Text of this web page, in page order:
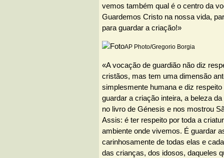
vemos também qual é o centro da
Guardemos Cristo na nossa vida,
para guardar a criação!»
AP Photo/Gregorio Borgia
«A vocação de guardião não diz
cristãos, mas tem uma dimensão
simplesmente humana e diz respeito
guardar a criação inteira, a beleza
no livro de Génesis e nos mostrou
Assis: é ter respeito por toda a
ambiente onde vivemos. É guardar
carinhosamente de todas elas e
das crianças, dos idosos, daqueles